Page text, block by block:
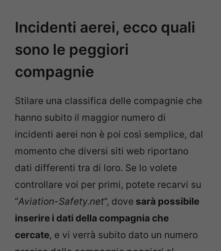
Incidenti aerei, ecco quali
sono le peggiori
compagnie
Stilare una classifica delle compagnie che
hanno subito il maggior numero di
incidenti aerei non è poi così semplice, dal
momento che diversi siti web riportano
dati differenti tra di loro. Se lo volete
controllare voi per primi, potete recarvi su
“Aviation-Safety.net“, dove sarà possibile
inserire i dati della compagnia che
cercate, e vi verrà subito dato un numero